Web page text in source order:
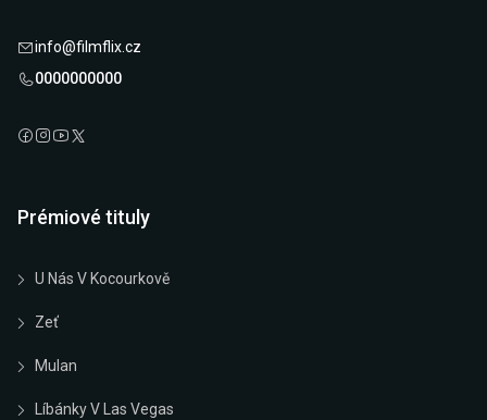
info@filmflix.cz
0000000000
Prémiové tituly
U Nás V Kocourkově
Zeť
Mulan
Líbánky V Las Vegas